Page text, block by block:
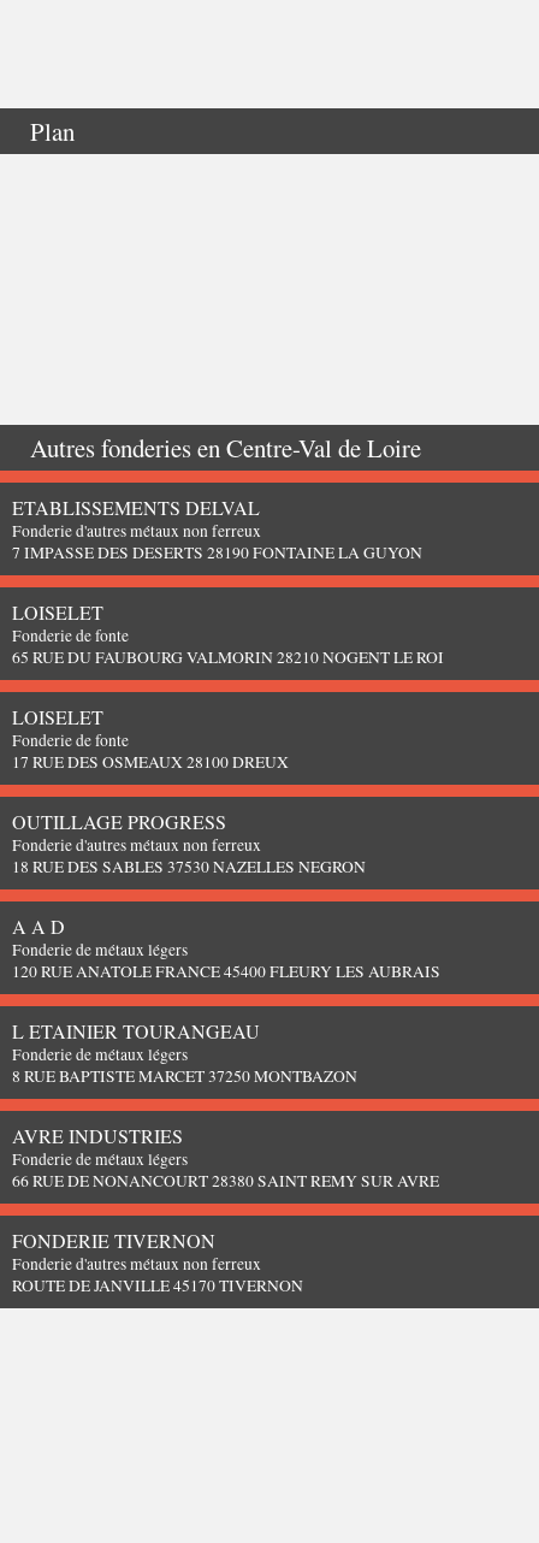
Plan
Autres fonderies enCentre-Val de Loire
ETABLISSEMENTS DELVAL
Fonderie d'autres métaux non ferreux
7 IMPASSE DES DESERTS 28190 FONTAINE LA GUYON
LOISELET
Fonderie de fonte
65 RUE DU FAUBOURG VALMORIN 28210 NOGENT LE ROI
LOISELET
Fonderie de fonte
17 RUE DES OSMEAUX 28100 DREUX
OUTILLAGE PROGRESS
Fonderie d'autres métaux non ferreux
18 RUE DES SABLES 37530 NAZELLES NEGRON
A A D
Fonderie de métaux légers
120 RUE ANATOLE FRANCE 45400 FLEURY LES AUBRAIS
L ETAINIER TOURANGEAU
Fonderie de métaux légers
8 RUE BAPTISTE MARCET 37250 MONTBAZON
AVRE INDUSTRIES
Fonderie de métaux légers
66 RUE DE NONANCOURT 28380 SAINT REMY SUR AVRE
FONDERIE TIVERNON
Fonderie d'autres métaux non ferreux
ROUTE DE JANVILLE 45170 TIVERNON